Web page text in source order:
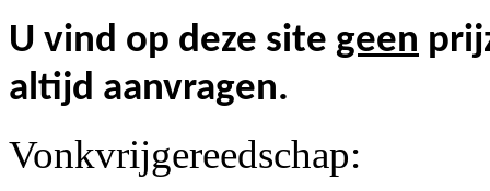
U vind op deze site geen
altijd aanvragen.
Vonkvrijgereedschap: